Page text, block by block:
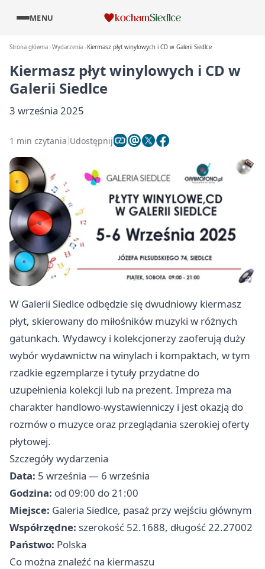
MENU
Strona główna Wydarzenia Kiermasz płyt winylowych i CD w Galerii Siedlce
Kiermasz płyt winylowych i CD w
Galerii Siedlce
3 września 2025
1 min czytania Udostępnij
W Galerii Siedlce odbędzie się dwudniowy kiermasz
płyt, skierowany do miłośników muzyki w różnych
gatunkach. Wydawcy i kolekcjonerzy zaoferują duży
wybór wydawnictw na winylach i kompaktach, w tym
rzadkie egzemplarze i tytuły przydatne do
uzupełnienia kolekcji lub na prezent. Impreza ma
charakter handlowo‑wystawienniczy i jest okazją do
rozmów o muzyce oraz przeglądania szerokiej oferty
płytowej.
Szczegóły wydarzenia
Data: 5 września — 6 września
Godzina: od 09:00 do 21:00
Miejsce: Galeria Siedlce, pasaż przy wejściu głównym
Współrzędne: szerokość 52.1688, długość 22.27002
Państwo: Polska
Co można znaleźć na kiermaszu